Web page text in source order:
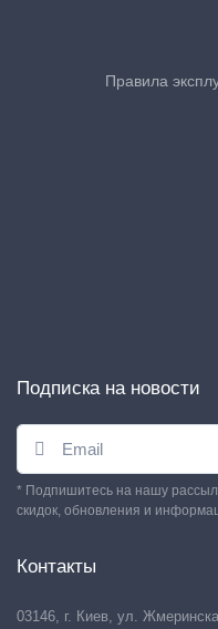
Правила
Подписка на новости
* Подпишитесь на нашу
скидок, обновления и
Контакты
03146, г. Киев, ул.